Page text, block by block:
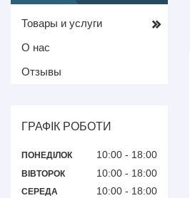
Товары и услуги
О нас
Отзывы
ГРАФІК РОБОТИ
ПОНЕДІЛОК 10:00 18:00
ВІВТОРОК 10:00 18:00
СЕРЕДА 10:00 18:00